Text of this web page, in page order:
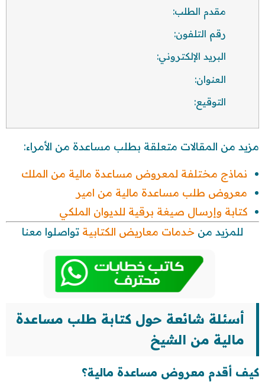
مقدم الطلب:
رقم التلفون:
البريد الإلكتروني:
العنوان:
التوقيع:
مزيد من المقالات متعلقة بطلب مساعدة من الأمراء:
نماذج مختلفة لمعروض مساعدة مالية من الملك
معروض طلب مساعدة مالية من امير
كتابة وإرسال صيغة برقية للديوان الملكي
للمزيد من خدمات معاريض الكتابية تواصلوا معنا
أسئلة شائعة حول كتابة طلب مساعدة
مالية من الشيخ
كيف أقدم معروض مساعدة مالية؟